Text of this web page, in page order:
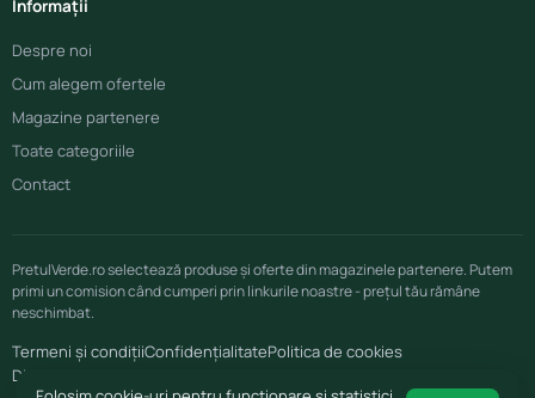
Informații
Despre noi
Cum alegem ofertele
Magazine partenere
Toate categoriile
Contact
PretulVerde.ro selectează produse și oferte din magazinele partenere. Putem
primi un comision când cumperi prin linkurile noastre - prețul tău rămâne
neschimbat.
Termeni și condițiiConfidențialitatePolitica de cookies
Disclaimer afiliere